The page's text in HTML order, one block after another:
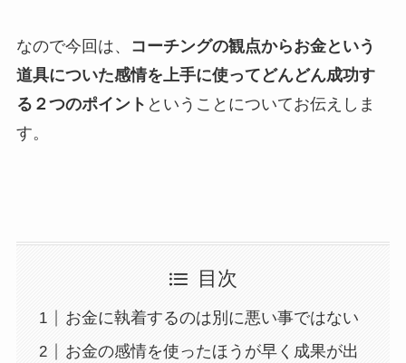
なので今回は、
コーチングの観点からお金という
道具についた感情を上手に使ってどんどん成功す
る２つのポイント ということについてお伝えしま
す。
目次
お金に執着するのは別に悪い事ではない
お金の感情を使ったほうが早く成果が出